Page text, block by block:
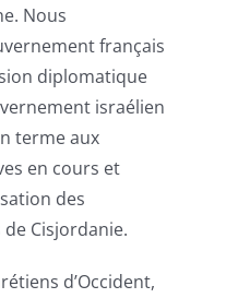
Nous
français
diplomatique
israélien
terme aux
en cours et
des
Cisjordanie.
d’Occident,